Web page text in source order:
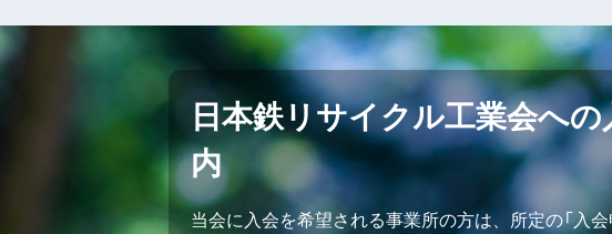
日本鉄リサイクル工業会への
内
当会に入会を希望される事業所の方は、所定の「入会